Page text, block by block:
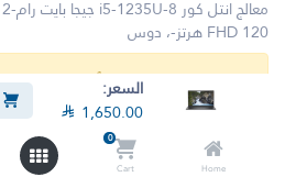
السعر:
 1,650.00
Home
0
Cart
FHD 120 هرتز-، دوس
لم يعد هذا المنتج متوفراً.